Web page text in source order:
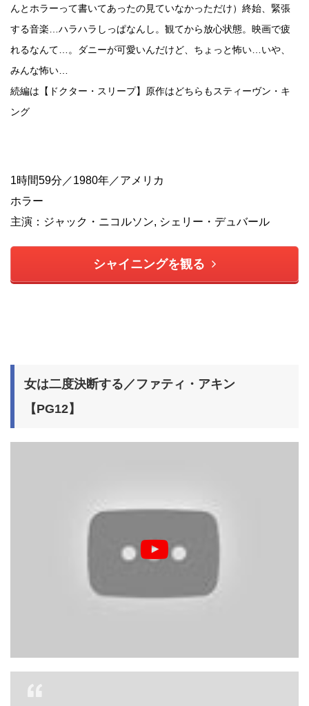
んとホラーって書いてあったの見ていなかっただけ）終始、緊張
する音楽…ハラハラしっぱなんし。観てから放心状態。映画で疲
れるなんて…。ダニーが可愛いんだけど、ちょっと怖い…いや、
みんな怖い…
続編は【ドクター・スリープ】原作はどちらもスティーヴン・キ
ング
1時間59分／1980年／アメリカ
ホラー
主演：ジャック・ニコルソン, シェリー・デュバール
シャイニングを観る
女は二度決断する／ファティ・アキン
【PG12】